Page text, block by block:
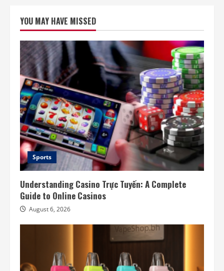
YOU MAY HAVE MISSED
Sports
Understanding Casino Trực Tuyến: A Complete
Guide to Online Casinos
August 6, 2026